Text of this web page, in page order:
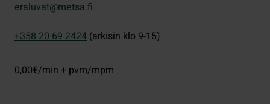
eraluvat@metsa.fi
+358 20 69 2424 (arkisin klo 9-15)
0,00€/min + pvm/mpm